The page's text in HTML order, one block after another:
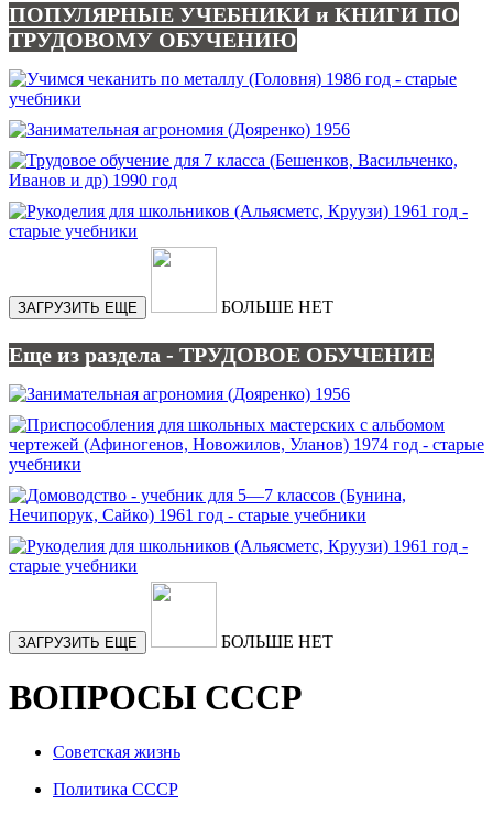
ПОПУЛЯРНЫЕ УЧЕБНИКИ и КНИГИ ПО
ТРУДОВОМУ ОБУЧЕНИЮ
ЗАГРУЗИТЬ ЕЩЕ БОЛЬШЕ НЕТ
Еще из раздела - ТРУДОВОЕ ОБУЧЕНИЕ
ЗАГРУЗИТЬ ЕЩЕ БОЛЬШЕ НЕТ
ВОПРОСЫ СССР
Советская жизнь
Политика СССР